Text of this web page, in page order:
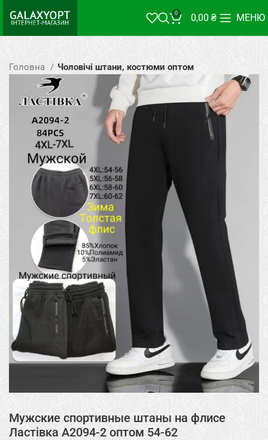
0 0,00 ₴ МЕНЮ
Головна Чоловічі штани, костюми оптом
Мужские спортивные штаны на флисе
Ластівка A2094-2 оптом 54-62